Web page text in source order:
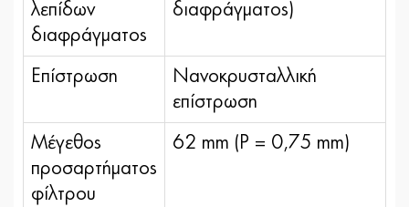
λεπίδων
διαφράγματος
διαφράγματος)
Επίστρωση
Νανοκρυσταλλική
επίστρωση
Μέγεθος
προσαρτήματος
φίλτρου
62 mm (P = 0,75 mm)